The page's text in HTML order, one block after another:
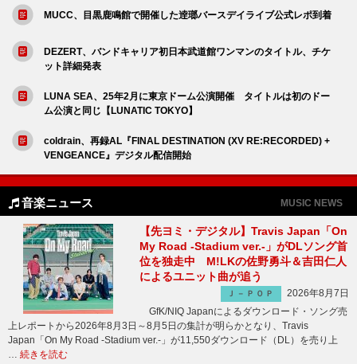
MUCC、目黒鹿鳴館で開催した逹瑯バースデイライブ公式レポ到着
DEZERT、バンドキャリア初日本武道館ワンマンのタイトル、チケ
ット詳細発表
LUNA SEA、25年2月に東京ドーム公演開催 タイトルは初のドー
ム公演と同じ【LUNATIC TOKYO】
coldrain、再録AL『FINAL DESTINATION (XV RE:RECORDED) +
VENGEANCE』デジタル配信開始
音楽ニュース MUSIC NEWS
【先ヨミ・デジタル】Travis Japan「On
My Road -Stadium ver.-」がDLソング首
位を独走中 M!LKの佐野勇斗＆吉田仁人
によるユニット曲が追う
Ｊ－ＰＯＰ
2026年8月7日
GfK/NIQ Japanによるダウンロード・ソング売
上レポートから2026年8月3日～8月5日の集計が明らかとなり、Travis
Japan「On My Road -Stadium ver.-」が11,550ダウンロード（DL）を売り上
… 続きを読む